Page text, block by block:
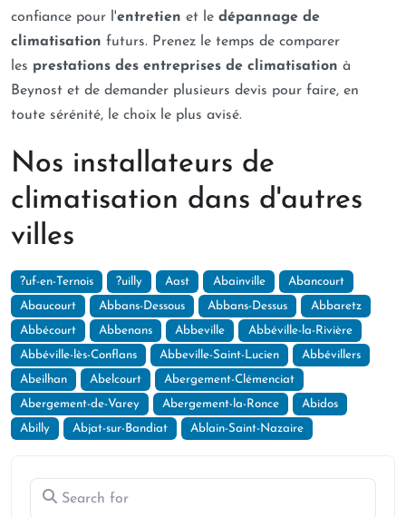
Search for
confiance pour l'entretien et le dépannage de
climatisation futurs. Prenez le temps de comparer
les prestations des entreprises de climatisation à
Beynost et de demander plusieurs devis pour faire, en
toute sérénité, le choix le plus avisé.
Nos installateurs de
climatisation dans d'autres
villes
?uf-en-Ternois ?uilly Aast Abainville Abancourt
Abaucourt Abbans-Dessous Abbans-Dessus Abbaretz
Abbécourt Abbenans Abbeville Abbéville-la-Rivière
Abbéville-lès-Conflans Abbeville-Saint-Lucien Abbévillers
Abeilhan Abelcourt Abergement-Clémenciat
Abergement-de-Varey Abergement-la-Ronce Abidos
Abilly Abjat-sur-Bandiat Ablain-Saint-Nazaire